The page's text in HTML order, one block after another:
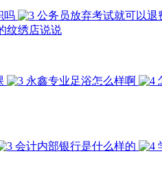
吗 公务员放弃考试就可以退
纹绣店说说
永鑫专业足浴怎么样啊
会计内部银行是什么样的